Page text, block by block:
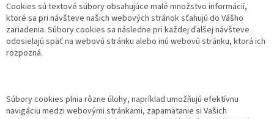
Cookies sú textové súbory obsahujúce malé množstvo informácií,
ktoré sa pri návšteve našich webových stránok sťahujú do Vášho
zariadenia. Súbory cookies sa následne pri každej ďalšej návšteve
odosielajú späť na webovú stránku alebo inú webovú stránku, ktorá ich
rozpozná.
Súbory cookies plnia rôzne úlohy, napríklad umožňujú efektívnu
navigáciu medzi webovými stránkami, zapamätanie si Vašich